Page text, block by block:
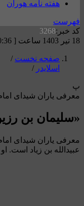
هفته نامه هوران
فهرست
کد خبر:3268
18 تیر 1403 ساعت [ 20:36 ]
صفحه نخست /
اسلایدر /
پ
معرفی یاران شیدای
«سليمان بن
عبيدالله بن زياد است.